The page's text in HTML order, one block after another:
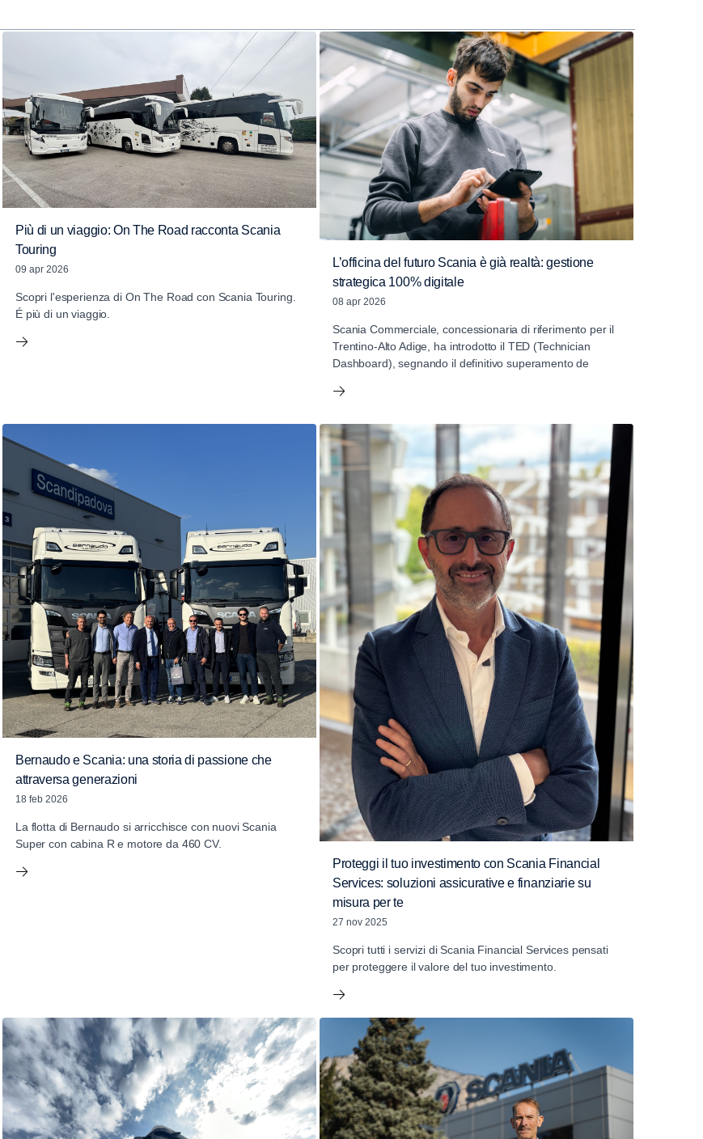
Più di un viaggio: On The Road racconta Scania
Touring
09 apr 2026
Scopri l'esperienza di On The Road con Scania Touring.
É più di un viaggio.
L’officina del futuro Scania è già realtà: gestione
strategica 100% digitale
08 apr 2026
Scania Commerciale, concessionaria di riferimento per il
Trentino-Alto Adige, ha introdotto il TED (Technician
Dashboard), segnando il definitivo superamento de
Bernaudo e Scania: una storia di passione che
attraversa generazioni
18 feb 2026
La flotta di Bernaudo si arricchisce con nuovi Scania
Super con cabina R e motore da 460 CV.
Proteggi il tuo investimento con Scania Financial
Services: soluzioni assicurative e finanziarie su
misura per te
27 nov 2025
Scopri tutti i servizi di Scania Financial Services pensati
per proteggere il valore del tuo investimento.